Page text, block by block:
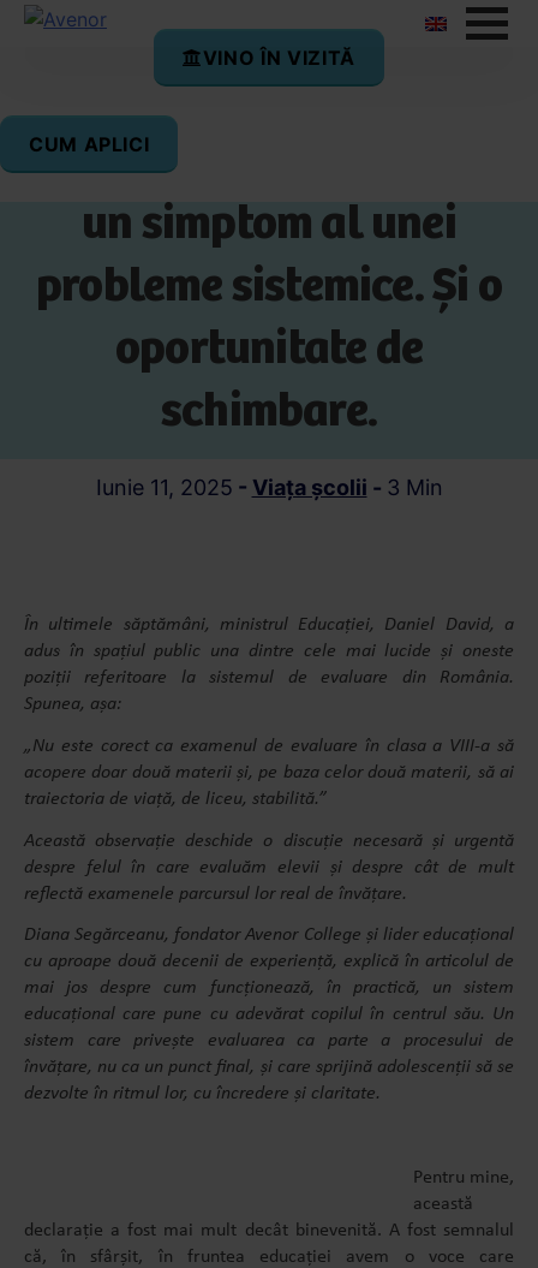
Evaluarea Națională –
un simptom al unei
probleme sistemice. Și o
oportunitate de
schimbare.
Iunie 11, 2025 - Viața școlii - 3 Min
În ultimele săptămâni, ministrul Educației, Daniel David, a
adus în spațiul public una dintre cele mai lucide și oneste
poziții referitoare la sistemul de evaluare din România.
Spunea, așa:
„Nu este corect ca examenul de evaluare în clasa a VIII-a să
acopere doar două materii și, pe baza celor două materii, să ai
traiectoria de viață, de liceu, stabilită.”
Această observație deschide o discuție necesară și urgentă
despre felul în care evaluăm elevii și despre cât de mult
reflectă examenele parcursul lor real de învățare.
Diana Segărceanu, fondator Avenor College și lider educațional
cu aproape două decenii de experiență, explică în articolul de
mai jos despre cum funcționează, în practică, un sistem
educațional care pune cu adevărat copilul în centrul său. Un
sistem care privește evaluarea ca parte a procesului de
învățare, nu ca un punct final, și care sprijină adolescenții să se
dezvolte în ritmul lor, cu încredere și claritate.
Pentru mine,
această
declarație a fost mai mult decât binevenită. A fost semnalul
că, în sfârșit, în fruntea educației avem o voce care
VINO ÎN VIZITĂ
CUM APLICI